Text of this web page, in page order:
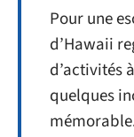
Pour une
d’Hawaii
d’activités
quelques